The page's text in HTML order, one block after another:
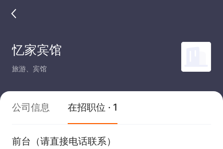
忆家宾馆
旅游、宾馆
公司信息 在招职位 · 1
前台（请直接电话联系）